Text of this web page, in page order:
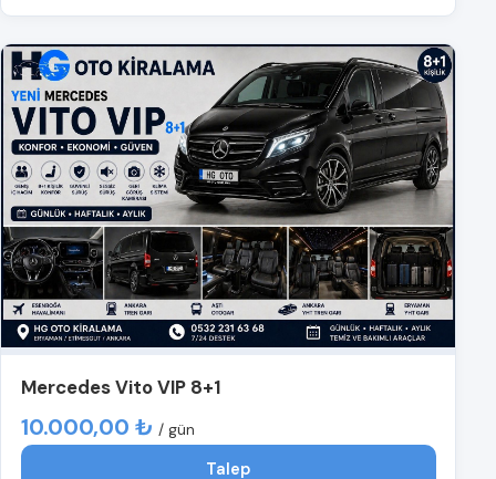
Mercedes Vito VIP 8+1
10.000,00 ₺ / gün
Talep